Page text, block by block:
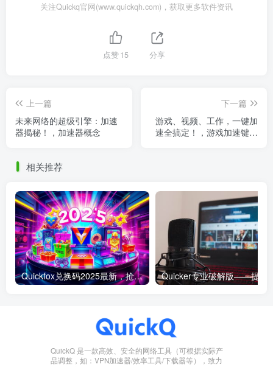
关注Quickq官网(www.quickqh.com)，获取更多软件资讯
点赞15 分享
上一篇
未来网络的超级引擎：加速
器揭秘！，加速器概念
下一篇
游戏、视频、工作，一键加
速全搞定！，游戏加速键是
相关推荐
Quickfox兑换码2025最新，抢先获取专属福利！
QuickQ 是一款高效、安全的网络工具（可根据实际产
品调整，如：VPN加速器/效率工具/下载器等），致力